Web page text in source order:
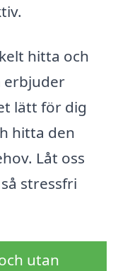
hitta och
erbjuder
lätt för dig
hitta den
Låt oss
stressfri
utan